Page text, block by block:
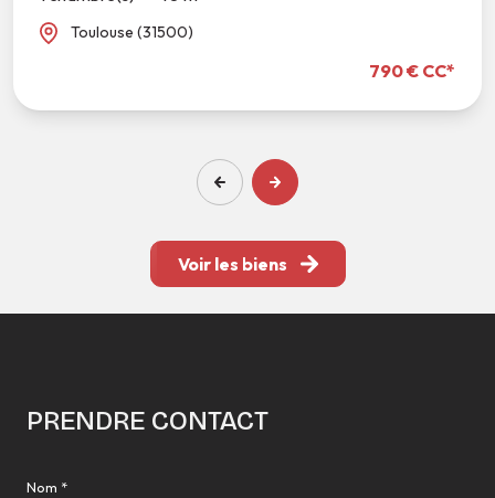
Toulouse (31500)
790 € CC*
Voir les biens
PRENDRE CONTACT
Nom *